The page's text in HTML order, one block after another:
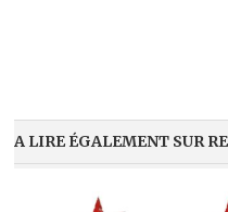
A LIRE ÉGALEMENT SUR